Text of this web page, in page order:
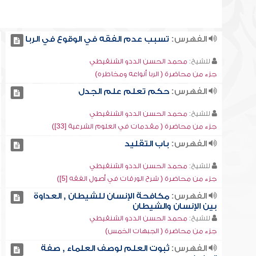
الفهرس: تسبب عدم الفقه في الوقوع في الربا
للشيخ: محمد الحسن الددو الشنقيطي
جزء من محاضرة ( الربا أنواعه ومخاطره)
الفهرس:حكم تعلم علم الجدل
للشيخ: محمد الحسن الددو الشنقيطي
جزء من محاضرة ( مقدمات في العلوم الشرعية [33])
الفهرس: باب التقليد
للشيخ: محمد الحسن الددو الشنقيطي
جزء من محاضرة ( شرح الورقات في أصول الفقه [5])
الفهرس:مكافحة الإنسان للشيطان , العداوة
بين الإنسان والشيطان
للشيخ: محمد الحسن الددو الشنقيطي
جزء من محاضرة ( الجبهات الخمس)
الفهرس:ثبوت العلم لوصف العلماء , صفة